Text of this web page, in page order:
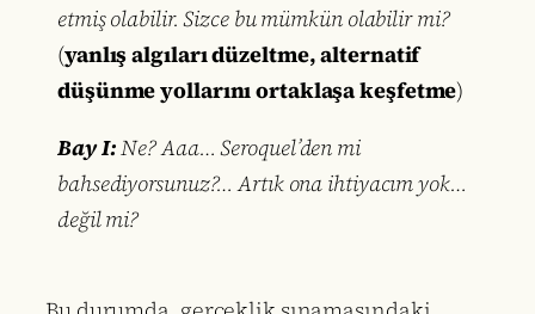
etmiş olabilir. Sizce bu mümkün olabilir mi?
(yanlış algıları düzeltme, alternatif
düşünme yollarını ortaklaşa keşfetme)
Bay I:Ne? Aaa… Seroquel’den mi
bahsediyorsunuz?… Artık ona ihtiyacım yok…
değil mi?